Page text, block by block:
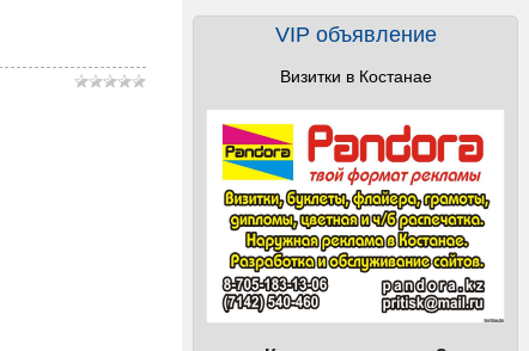
VIP объявление
Визитки в Костанае